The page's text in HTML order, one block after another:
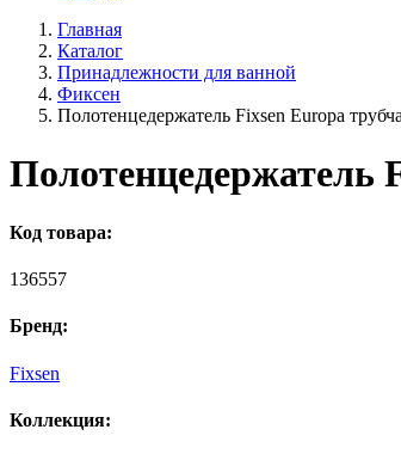
Главная
Каталог
Принадлежности для ванной
Фиксен
Полотенцедержатель Fixsen Europa
Полотенцедержатель
Код товара:
136557
Бренд:
Fixsen
Коллекция: